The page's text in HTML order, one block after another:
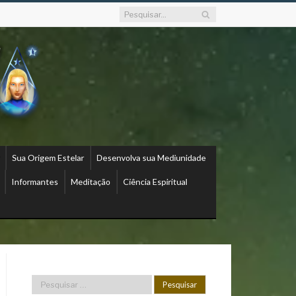
Sua Origem Estelar Desenvolva sua Mediunidade
Informantes Meditação Ciência Espiritual